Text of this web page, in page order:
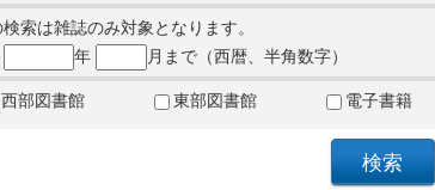
索は雑誌のみ対象となります。
年 月まで（西暦、半角数字）
西部図書館 東部図書館 電子書籍